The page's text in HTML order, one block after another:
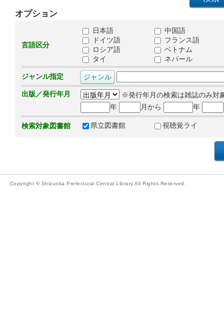
オプション
言語区分
日本語
中国語
ドイツ語
フランス語
ロシア語
ベトナム
タイ
ネパール
ジャンル指定
出版／発行年月
※発行年月の検索は雑誌のみ対
年
月から 年
検索対象図書館 県立図書館 視聴覚ライ
Copyright © Shizuoka Prefectural Central Library All Rights Reserved.